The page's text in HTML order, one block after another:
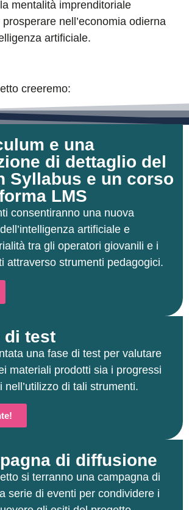
mentalità imprenditoriale
nell’economia odierna
artificiale.
creeremo:
e una
di dettaglio del
Syllabus e un corso
LMS
consentiranno una nuova
artificiale e
tra gli operatori giovanili e i
attraverso strumenti pedagogici.
di test
una fase di test per valutare
materiali prodotti sia i progressi
nell’utilizzo di tali strumenti.
di diffusione
si terranno una campagna di
serie di eventi per condividere i